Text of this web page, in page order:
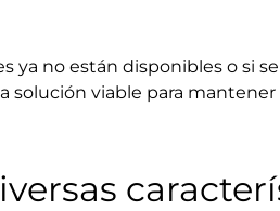
ya no están disponibles o si
solución viable para mantener